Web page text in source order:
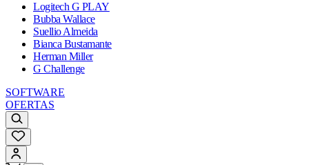
Logitech G PLAY
Bubba Wallace
Suellio Almeida
Bianca Bustamante
Herman Miller
G Challenge
SOFTWARE
OFERTAS